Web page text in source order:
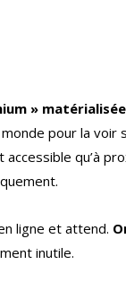
» matérialisée
pour la voir
accessible qu’à
ligne et attend.
inutile.